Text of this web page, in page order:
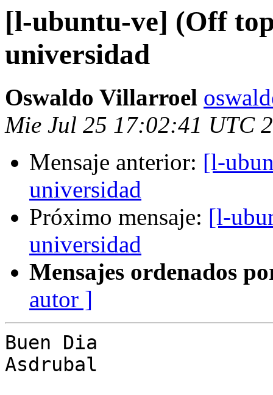
[l-ubuntu-ve] (Off
universidad
Oswaldo Villarroel
Mie Jul 25 17:02:41 UTC
Mensaje anterior: [l-
universidad
Próximo mensaje: [l-
universidad
Mensajes ordenados
autor ]
Buen Dia
Asdrubal